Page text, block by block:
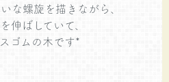
な螺旋を描きながら、
伸ばしていて、
ゴムの木です*